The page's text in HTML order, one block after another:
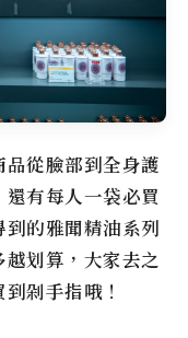
從臉部到全身護
有每人一袋必買
的雅聞精油系列
划算，大家去之
剁手指哦！